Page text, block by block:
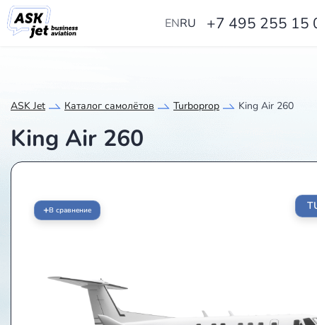
ENRU +7 495 255 15
ASK Jet Каталог самолётов Turboprop King Air 260
King Air 260
+В сравнение